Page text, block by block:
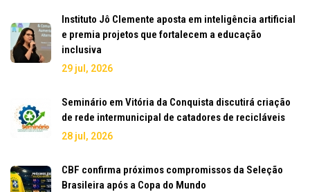
Instituto Jô Clemente aposta em inteligência artificial
e premia projetos que fortalecem a educação
inclusiva
29 jul, 2026
Seminário em Vitória da Conquista discutirá criação
de rede intermunicipal de catadores de recicláveis
28 jul, 2026
CBF confirma próximos compromissos da Seleção
Brasileira após a Copa do Mundo